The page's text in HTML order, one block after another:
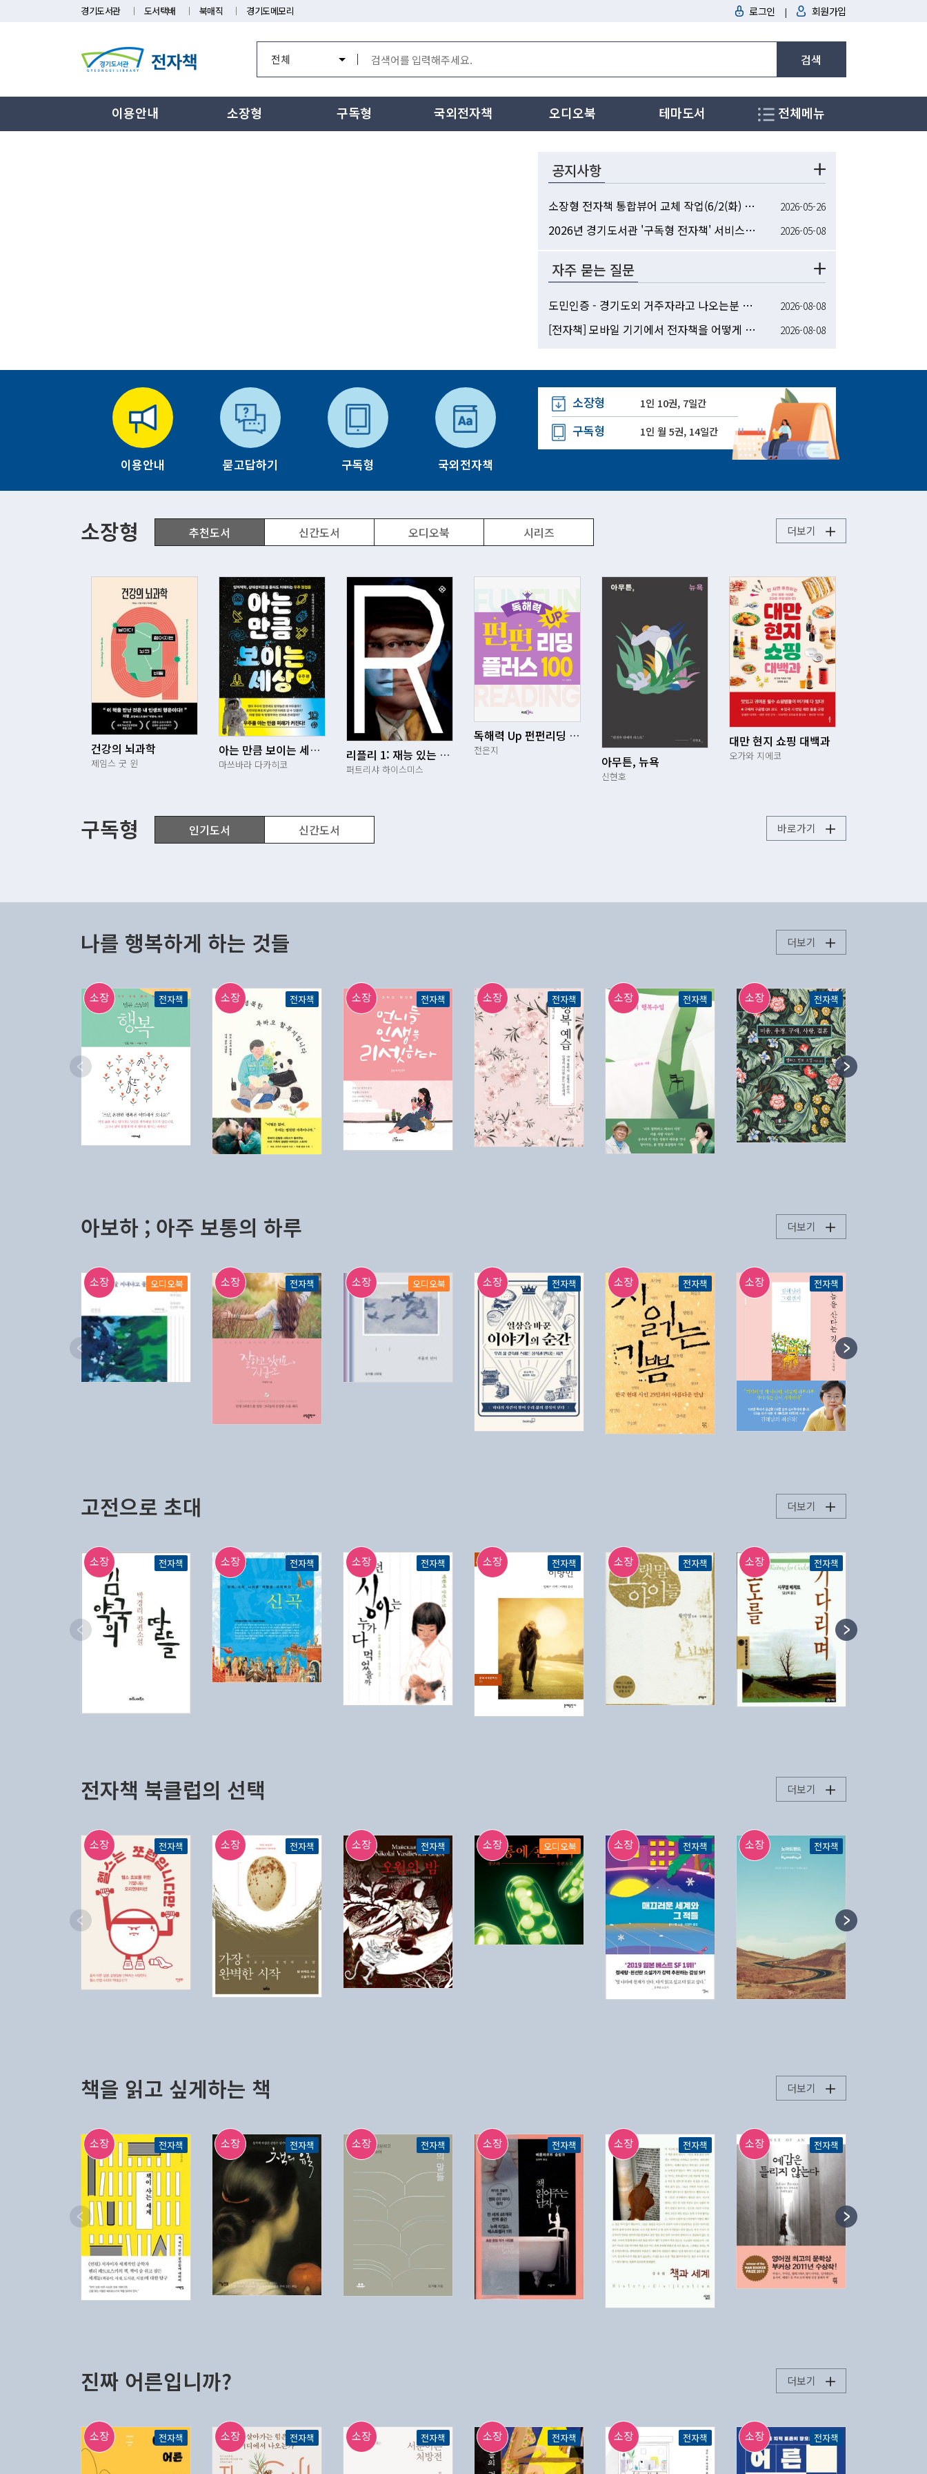
경기도서관 도서택배 북매직 경기도메모리 로그인 | 회원가입
검색
이용안내 소장형 구독형 국외전자책 오디오북 테마도서 전체메뉴
공지사항
소장형 전자책 통합뷰어 교체 작업(6/2(화) 13:00)에 따른 전자책 서비스 일시 중단 안내 2026-05-26
2026년 경기도서관 '구독형 전자책' 서비스 시작 안내 2026-05-08
자주 묻는 질문
도민인증 - 경기도외 거주자라고 나오는분 꼭 보세요. 2026-08-08
[전자책] 모바일 기기에서 전자책을 어떻게 보나요? 2026-08-08
이용안내 묻고답하기 구독형 국외전자책
소장형 1인 10권, 7일간
구독형 1인 월 5권, 14일간
소장형 추천도서 신간도서 오디오북 시리즈 더보기
건강의 뇌과학
제임스 굿 윈
아는 만큼 보이는 세상: 우주 편
마쓰바라 다카히코
리플리 1: 재능 있는 리플리
퍼트리샤 하이스미스
독해력 Up 펀펀리딩 플러스 100
전은지
아무튼, 뉴욕
신현호
대만 현지 쇼핑 대백과
오가와 지에코
구독형 인기도서 신간도서 바로가기
나를 행복하게 하는 것들 더보기
소장 전자책 소장 전자책 소장 전자책 소장 전자책 소장 전자책 소장 전자책
아보하 ; 아주 보통의 하루 더보기
소장 오디오북 소장 전자책 소장 오디오북 소장 전자책 소장 전자책 소장 전자책
고전으로 초대 더보기
소장 전자책 소장 전자책 소장 전자책 소장 전자책 소장 전자책 소장 전자책
전자책 북클럽의 선택 더보기
소장 전자책 소장 전자책 소장 전자책 소장 오디오북 소장 전자책 소장 전자책
책을 읽고 싶게하는 책 더보기
소장 전자책 소장 전자책 소장 전자책 소장 전자책 소장 전자책 소장 전자책
진짜 어른입니까? 더보기
소장 전자책 소장 전자책 소장 전자책 소장 전자책 소장 전자책 소장 전자책